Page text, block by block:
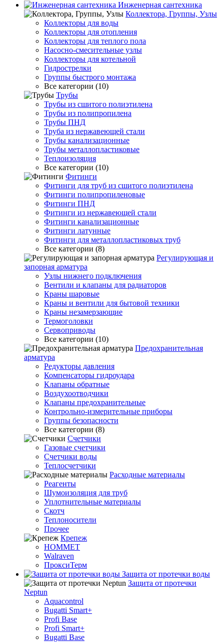
Инженерная сантехника
Коллектора, Группы, Узлы
Коллекторы для воды
Коллекторы для отопления
Коллекторы для теплого пола
Насосно-смесительные узлы
Коллекторы для котельной
Гидрострелки
Группы быстрого монтажа
Все категории (10)
Трубы
Трубы из сшитого полиэтилена
Трубы из полипропилена
Трубы ПНД
Труба из нержавеющей стали
Трубы канализационные
Трубы металлопластиковые
Теплоизоляция
Все категории (10)
Фитинги
Фитинги для труб из сшитого полиэтилена
Фитинги полипропиленовые
Фитинги ПНД
Фитинги из нержавеющей стали
Фитинги канализационные
Фитинги латунные
Фитинги для металлопластиковых труб
Все категории (8)
Регулирующая и
запорная арматура
Узлы нижнего подключения
Вентили и клапаны для радиаторов
Краны шаровые
Краны и вентили для бытовой техники
Краны незамерзающие
Термоголовки
Сервоприводы
Все категории (10)
Предохранительная
арматура
Редукторы давления
Компенсаторы гидроудара
Клапаны обратные
Воздухоотводчики
Клапаны предохранительные
Контрольно-измерительные приборы
Группы безопасности
Все категории (8)
Счетчики
Газовые счетчики
Счетчики воды
Теплосчетчики
Расходные материалы
Реагенты
Шумоизоляция для труб
Уплотнительные материалы
Скотч
Теплоносители
Прочее
Крепеж
HOMMET
Walraven
ПроксиТерм
Защита от протечки воды
Защита от протечки
Neptun
Aquacontrol
Bugatti Smart+
Profi Base
Profi Smart+
Bugatti Base